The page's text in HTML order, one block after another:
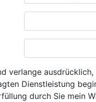
verlange
Dienstleistung
durch Sie mein